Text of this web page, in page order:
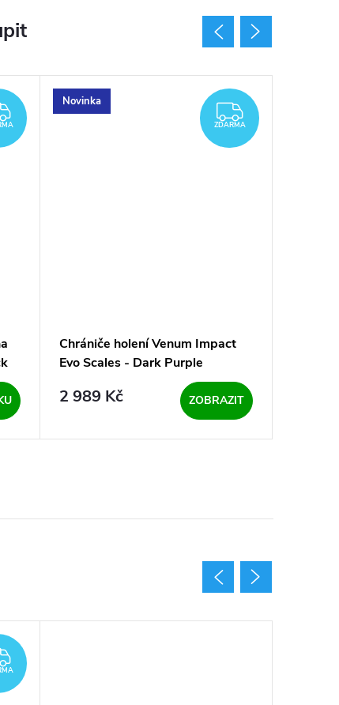
ZDARMA
Novinka
ZDARMA
ZDARMA
Chrániče holení Venum Impact
Evo Scales - Dark Purple
2 989 Kč ZOBRAZIT
ZDARMA